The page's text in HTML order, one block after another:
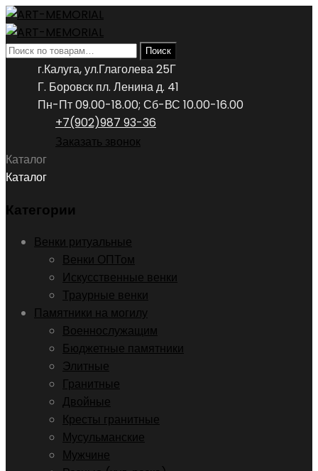
Искать: Поиск
г.Калуга, ул.Глаголева 25Г
Г. Боровск пл. Ленина д. 41
Пн-Пт 09.00-18.00; Сб-ВС 10.00-16.00
+7(902)987 93-36
Заказать звонок
Каталог
Каталог
Категории
Венки ритуальные
Венки ОПТом
Искусственные венки
Траурные венки
Памятники на могилу
Военнослужащим
Бюджетные памятники
Элитные
Гранитные
Двойные
Кресты гранитные
Мусульманские
Мужчине